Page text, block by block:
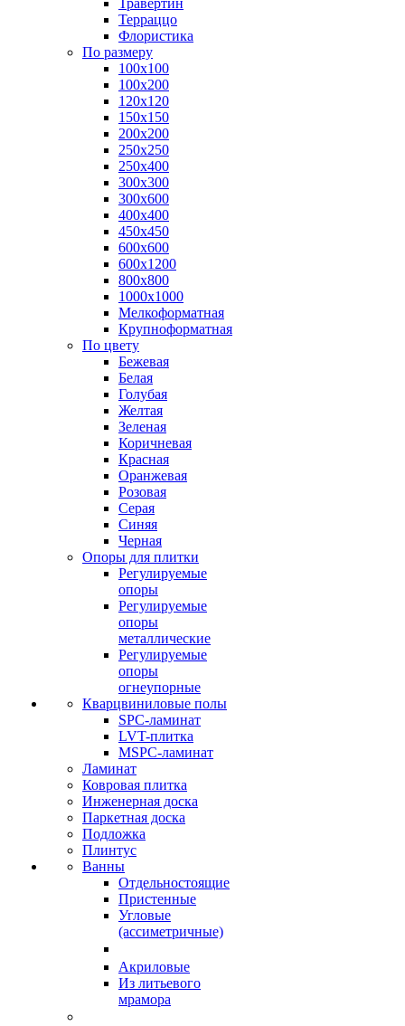
Травертин
Терраццо
Флористика
По размеру
100х100
100х200
120х120
150х150
200х200
250х250
250х400
300х300
300х600
400х400
450х450
600х600
600х1200
800х800
1000х1000
Мелкоформатная
Крупноформатная
По цвету
Бежевая
Белая
Голубая
Желтая
Зеленая
Коричневая
Красная
Оранжевая
Розовая
Серая
Синяя
Черная
Опоры для плитки
Регулируемые
опоры
Регулируемые
опоры
металлические
Регулируемые
опоры
огнеупорные
Кварцвиниловые полы
SPC-ламинат
LVT-плитка
MSPC-ламинат
Ламинат
Ковровая плитка
Инженерная доска
Паркетная доска
Подложка
Плинтус
Ванны
Отдельностоящие
Пристенные
Угловые
(ассиметричные)
Акриловые
Из литьевого
мрамора